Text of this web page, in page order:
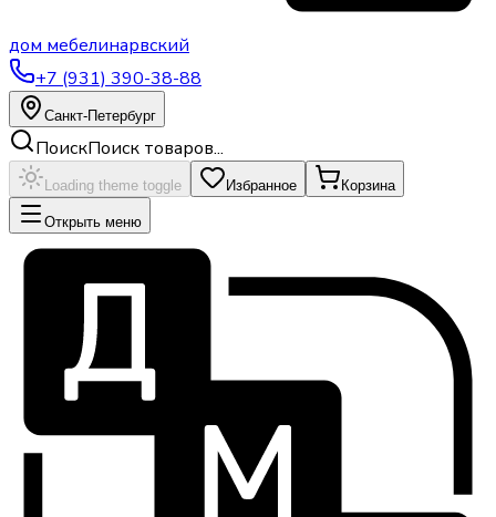
дом мебелинарвский
+7 (931) 390-38-88
Санкт-Петербург
ПоискПоиск товаров...
Loading theme toggle Избранное Корзина
Открыть меню